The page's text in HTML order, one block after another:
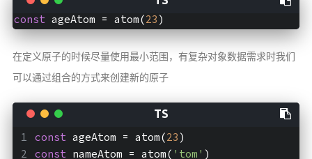
const ageAtom = atom(23
在定义原子的时候尽量使用最小范围，有复杂对象数据需求时我们
可以通过组合的方式来创建新的原子
const ageAtom = atom(23 )
const nameAtom = atom( 'tom' )
我？
主题
Lab
2026